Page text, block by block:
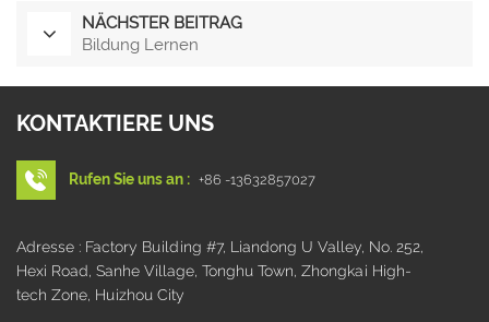
NÄCHSTER BEITRAG
Bildung Lernen
KONTAKTIERE UNS
Rufen Sie uns an : +86 -13632857027
Adresse : Factory Building #7, Liandong U Valley, No. 252,
Hexi Road, Sanhe Village, Tonghu Town, Zhongkai High-
tech Zone, Huizhou City